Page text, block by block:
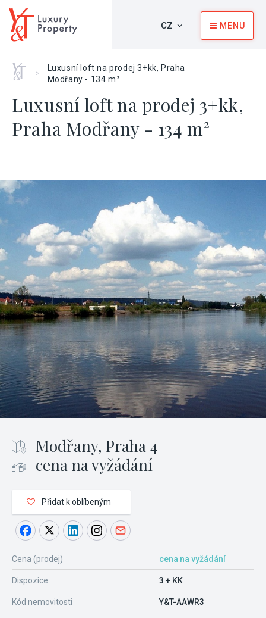
CZ MENU
Home
>
Luxusní loft na prodej 3+kk, Praha
Modřany - 134 m²
Luxusní loft na prodej 3+kk,
Praha Modřany - 134 m²
Modřany, Praha 4
cena na vyžádání
Přidat k oblíbeným
Cena (prodej) cena na vyžádání
Dispozice 3 + KK
Kód nemovitosti Y&T-AAWR3